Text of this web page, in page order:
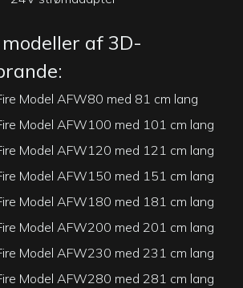
af 3D-
Model AFW80 med 81 cm lang
Model AFW100 med 101 cm lang
Model AFW120 med 121 cm lang
Model AFW150 med 151 cm lang
Model AFW180 med 181 cm lang
Model AFW200 med 201 cm lang
Model AFW230 med 231 cm lang
Model AFW280 med 281 cm lang